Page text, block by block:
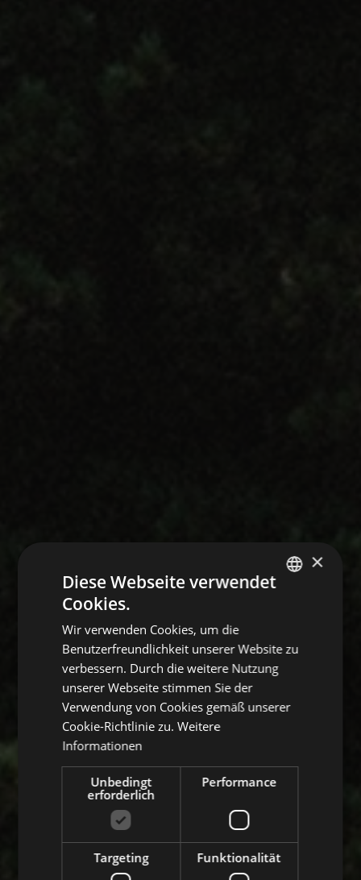
×
Diese Webseite verwendet
Cookies.
Wir verwenden Cookies, um die
Benutzerfreundlichkeit unserer Website zu
verbessern. Durch die weitere Nutzung
unserer Webseite stimmen Sie der
Verwendung von Cookies gemäß unserer
Cookie-Richtlinie zu. Weitere
Informationen
Unbedingt
erforderlich
Performance
Targeting Funktionalität